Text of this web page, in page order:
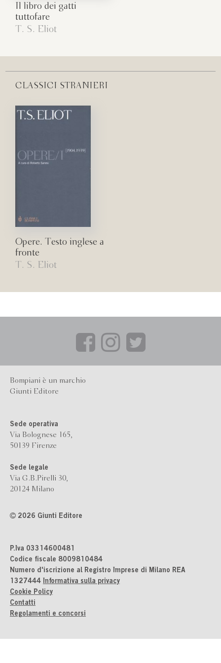
Il libro dei gatti
tuttofare
T. S. Eliot
CLASSICI STRANIERI
Opere. Testo inglese a
fronte
T. S. Eliot
Bompiani è un marchio
Giunti Editore
Sede operativa
Via Bolognese 165,
50139 Firenze
Sede legale
Via G.B.Pirelli 30,
20124 Milano
2026 Giunti Editore
P.Iva 03314600481
Codice fiscale 8009810484
Numero d'iscrizione al Registro Imprese di Milano REA
1327444 Informativa sulla privacy
Cookie Policy
Contatti
Regolamenti e concorsi